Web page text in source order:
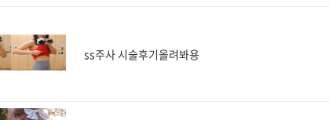
ss주사 시술후기올려봐용